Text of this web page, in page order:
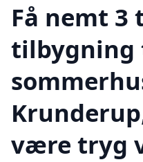
Få nemt 3
tilbygning
være tryg